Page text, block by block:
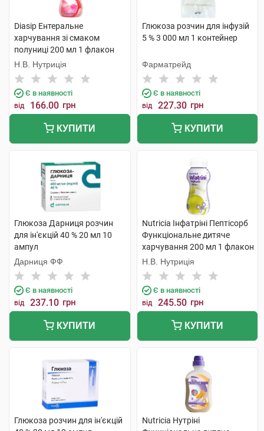
Diasip Ентеральне
харчування зі смаком
полуниці 200 мл 1 флакон
Н.В. Нутриція
Є в наявності
від 166.00 грн
КУПИТИ
Глюкоза розчин для інфузій
5 % 3 000 мл 1 контейнер
Фарматрейд
Є в наявності
від 227.30 грн
КУПИТИ
Глюкоза Дарниця розчин
для ін'єкцій 40 % 20 мл 10
ампул
Дарниця ФФ
Є в наявності
від 237.10 грн
КУПИТИ
Nutricia Інфатріні Пептісорб
Функціональне дитяче
харчування 200 мл 1 флакон
Н.В. Нутриція
Є в наявності
від 245.50 грн
КУПИТИ
Глюкоза розчин для ін'єкцій
Nutricia Нутріні